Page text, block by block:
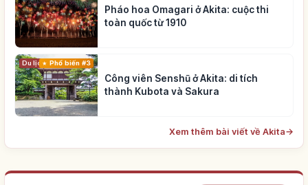
Pháo hoa Omagari ở Akita: cuộc thi
toàn quốc từ 1910
Du lịch Phổ biến #3
Công viên Senshū ở Akita: di tích
thành Kubota và Sakura
Xem thêm bài viết về Akita→